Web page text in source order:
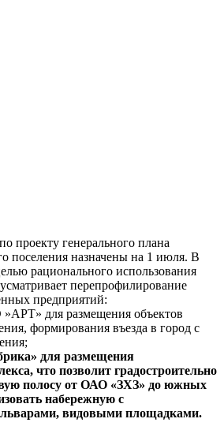
проекту генерального плана
поселения назначены на 1 июля. В
рационального использования
перепрофилирование
предприятий:
для размещения объектов
формирования въезда в город с
для размещения
что позволит градостроительно
полосу от ОАО «ЗХЗ» до южных
набережную с
видовыми площадками.